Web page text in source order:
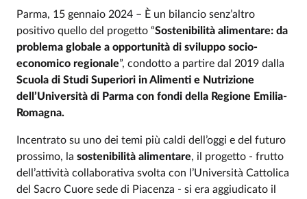
Parma, 15 gennaio 2024 – È un bilancio senz’altro
positivo quello del progetto “Sostenibilità alimentare: da
problema globale a opportunità di sviluppo socio-
economico regionale”, condotto a partire dal 2019 dalla
Scuola di Studi Superiori in Alimenti e Nutrizione
dell’Università di Parma con fondi della Regione Emilia-
Romagna.
Incentrato su uno dei temi più caldi dell’oggi e del futuro
prossimo, la sostenibilità alimentare, il progetto - frutto
dell’attività collaborativa svolta con l’Università Cattolica
del Sacro Cuore sede di Piacenza - si era aggiudicato il